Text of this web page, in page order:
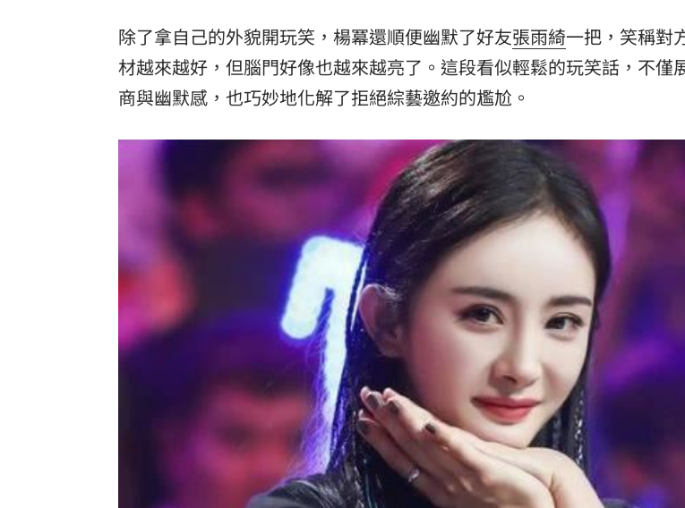
除了拿自己的外貌開玩笑，楊冪還順便幽默了好友張雨綺一把，笑稱對
材越來越好，但腦門好像也越來越亮了。這段看似輕鬆的玩笑話，不僅
商與幽默感，也巧妙地化解了拒絕綜藝邀約的尷尬。